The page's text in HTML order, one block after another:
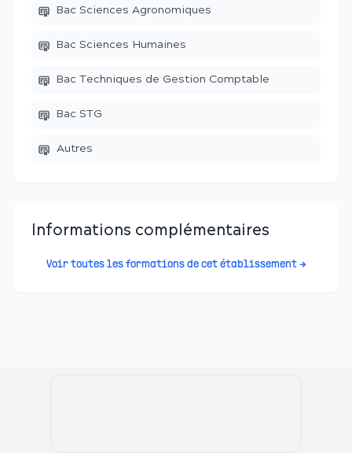
Bac Sciences Agronomiques
Bac Sciences Humaines
Bac Techniques de Gestion Comptable
Bac STG
Autres
Informations complémentaires
Voir toutes les formations de cet établissement →